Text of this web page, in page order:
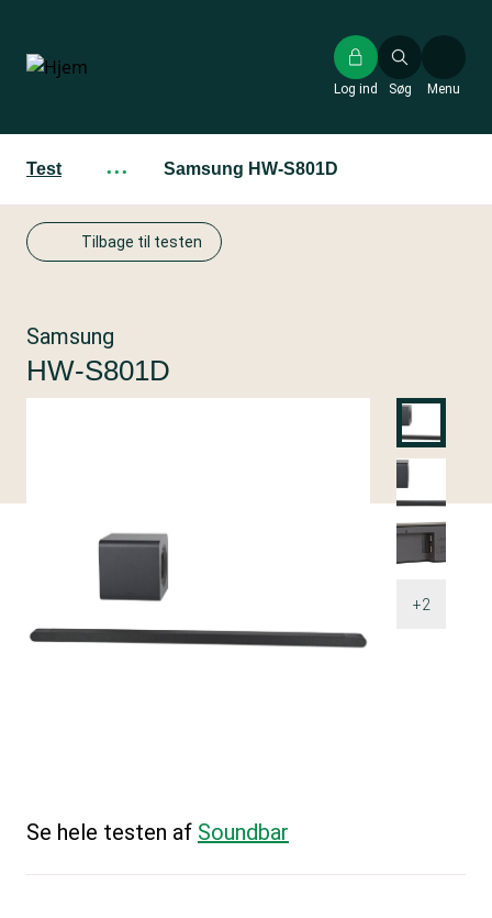
hovedindhold
Søg
Log ind Menu
Test ··· Samsung HW-S801D
Tilbage til testen
+2
Samsung
HW-S801D
Se hele testen af Soundbar